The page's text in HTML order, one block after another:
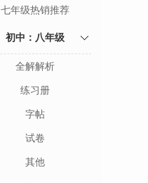
七年级热销推荐
初中：八年级
全解解析
练习册
字帖
试卷
其他